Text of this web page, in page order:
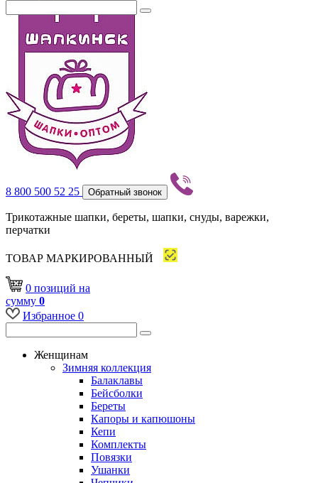
8 800 500 52 25 Обратный звонок
Трикотажные шапки, береты, шапки, снуды, варежки,
перчатки
ТОВАР МАРКИРОВАННЫЙ
0 позиций на
сумму 0
Избранное 0
Женщинам
Зимняя коллекция
Балаклавы
Бейсболки
Береты
Капоры и капюшоны
Кепи
Комплекты
Повязки
Ушанки